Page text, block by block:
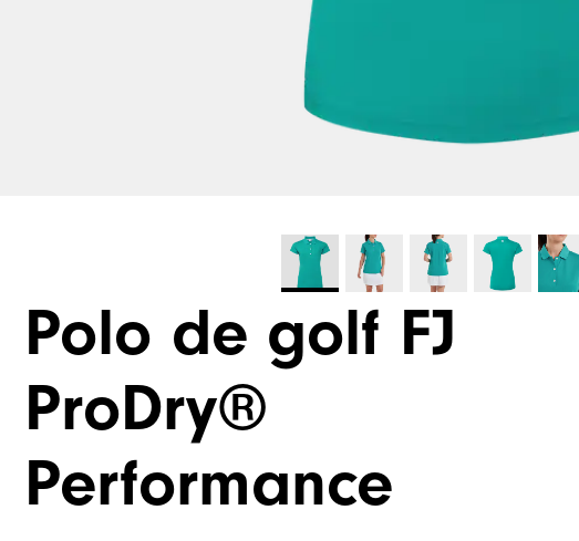
Polo de golf FJ
ProDry®
Performance